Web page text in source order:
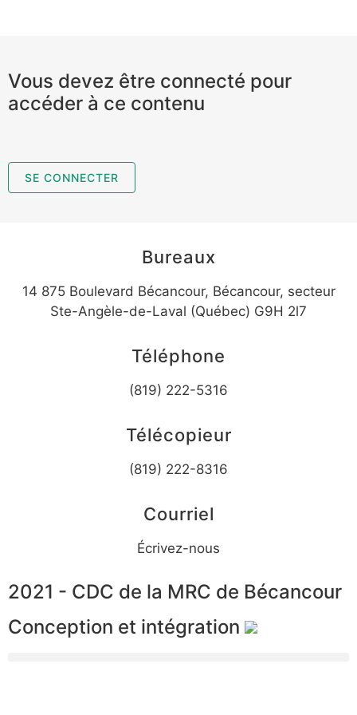
Vous devez être connecté pour
accéder à ce contenu
SE CONNECTER
Bureaux
14 875 Boulevard Bécancour, Bécancour, secteur
Ste-Angèle-de-Laval (Québec) G9H 2l7
Téléphone
(819) 222-5316
Télécopieur
(819) 222-8316
Courriel
Écrivez-nous
2021 - CDC de la MRC de Bécancour
Conception et intégration